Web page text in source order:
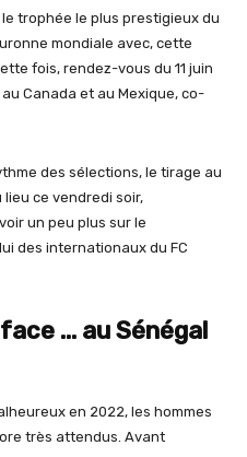
trophée le plus prestigieux du
mondiale avec, cette
fois, rendez-vous du 11 juin
Canada et au Mexique, co-
des sélections, le tirage au
ce vendredi soir,
un peu plus sur le
des internationaux du FC
… au Sénégal
en 2022, les hommes
très attendus. Avant